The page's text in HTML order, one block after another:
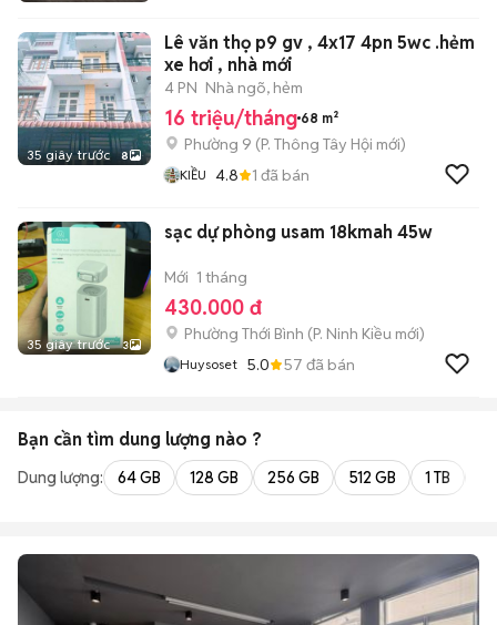
35 giây trước 8
Lê văn thọ p9 gv , 4x17 4pn 5wc .hẻm
xe hơi , nhà mới
4 PN Nhà ngõ, hẻm
16 triệu/tháng 68 m²
Phường 9 (P. Thông Tây Hội mới)
KIỀU 4.8 1 đã bán
35 giây trước 3
sạc dự phòng usam 18kmah 45w
Mới 1 tháng
430.000 đ
Phường Thới Bình (P. Ninh Kiều mới)
Huysoset 5.0 57 đã bán
Bạn cần tìm dung lượng nào ?
Dung lượng: 64 GB 128 GB 256 GB 512 GB 1 TB